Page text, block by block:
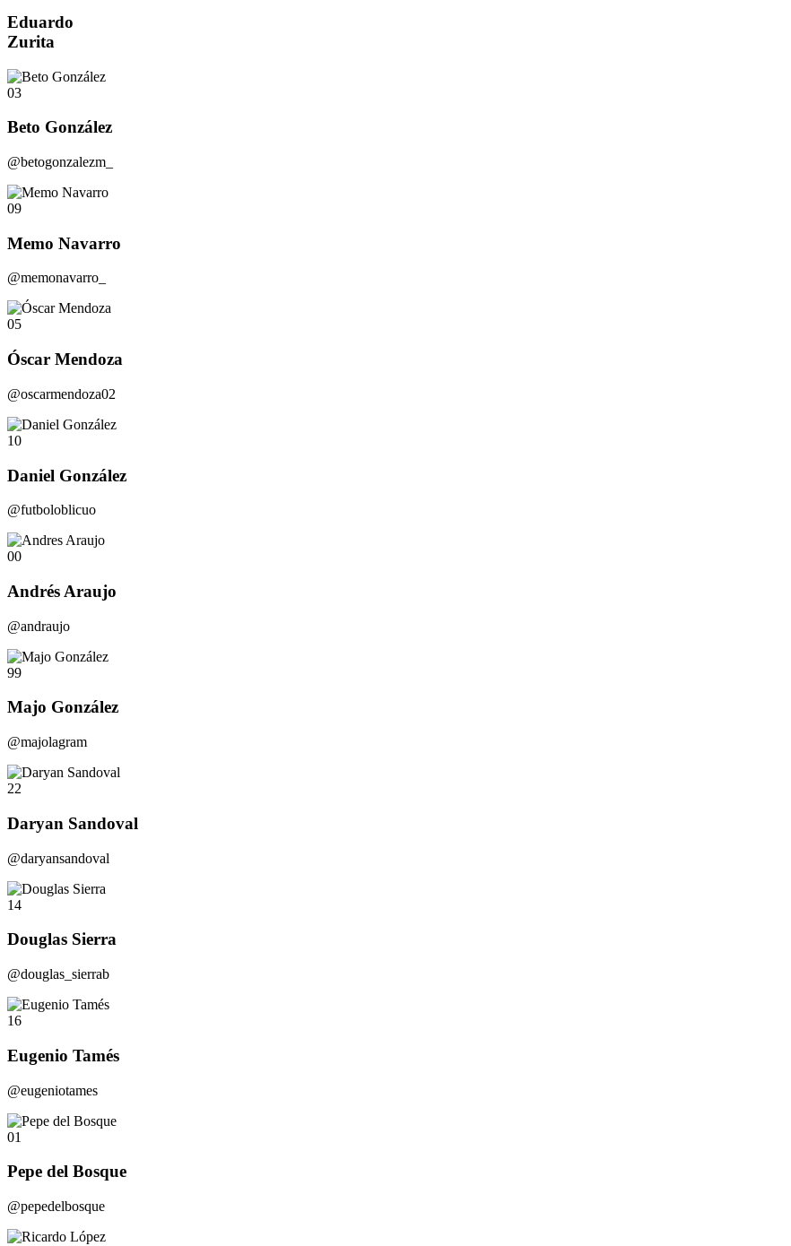
Eduardo
Zurita
03
Beto González
@betogonzalezm_
09
Memo Navarro
@memonavarro_
05
Óscar Mendoza
@oscarmendoza02
10
Daniel González
@futboloblicuo
00
Andrés Araujo
@andraujo
99
Majo González
@majolagram
22
Daryan Sandoval
@daryansandoval
14
Douglas Sierra
@douglas_sierrab
16
Eugenio Tamés
@eugeniotames
01
Pepe del Bosque
@pepedelbosque